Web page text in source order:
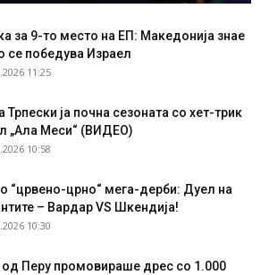
за 9-то место на ЕП: Македонија знае
се победува Израел
11:25
Трпески ја почна сезоната со хет-трик
„Ала Меси“ (ВИДЕО)
10:58
“црвено-црно“ мега-дерби: Дуел на
– Вардар VS Шкендија!
10:30
Перу промовираше дрес со 1.000